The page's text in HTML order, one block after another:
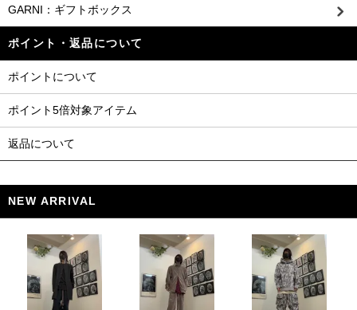
GARNI：ギフトボックス
ポイント・返品について
ポイントについて
ポイント5倍対象アイテム
返品について
NEW ARRIVAL